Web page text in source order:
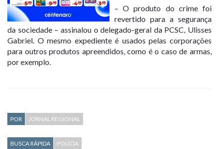
– O produto do crime foi
revertido para a segurança
da sociedade – assinalou o delegado-geral da PCSC, Ulisses
Gabriel. O mesmo expediente é usados pelas corporações
para outros produtos apreendidos, como é o caso de armas,
por exemplo.
POR JORNAL REGIONAL
BUSCA RÁPIDA POLÍCIA